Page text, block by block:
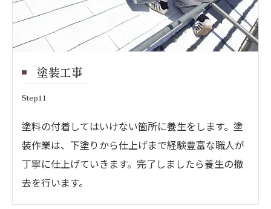
塗装工事
Step11
塗料の付着してはいけない箇所に養生をします。塗
装作業は、下塗りから仕上げまで経験豊富な職人が
丁寧に仕上げていきます。完了しましたら養生の撤
去を行います。